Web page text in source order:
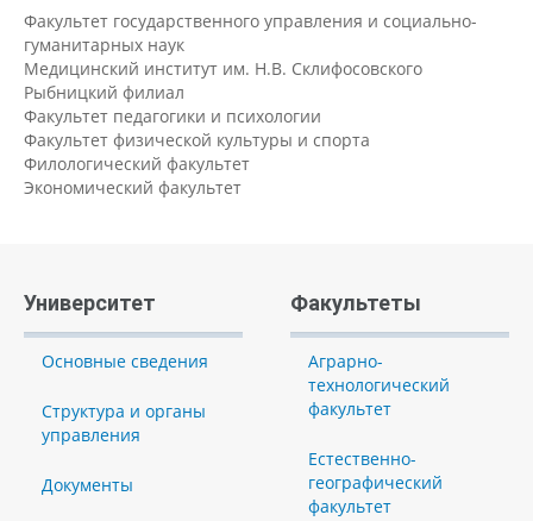
Факультет государственного управления и социально-
гуманитарных наук
Медицинский институт им. Н.В. Склифосовского
Рыбницкий филиал
Факультет педагогики и психологии
Факультет физической культуры и спорта
Филологический факультет
Экономический факультет
Университет
Основные сведения
Структура и органы
управления
Документы
Факультеты
Аграрно-
технологический
факультет
Естественно-
географический
факультет